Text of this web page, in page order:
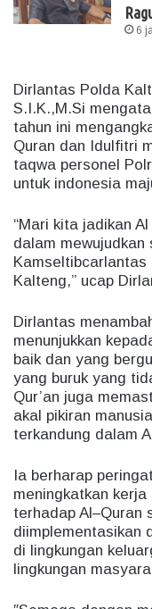
6
Dirlantas Polda
S.I.K.,M.Si
tahun ini
Quran dan Idulfitri
taqwa personel
untuk indonesia
“Mari kita jadikan
dalam
Kamseltibcarlantas
Kalteng,” ucap
Dirlantas
menunjukkan
baik dan yang
yang buruk yang
Qur’an juga
akal pikiran
terkandung dalam
Ia berharap
meningkatkan
terhadap Al–Quran
diimplementasikan
di lingkungan
lingkungan